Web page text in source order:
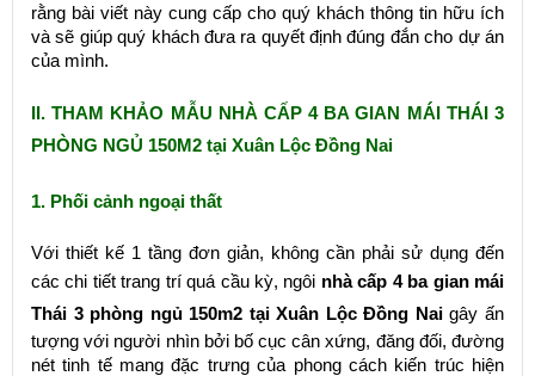
rằng bài viết này cung cấp cho quý khách thông tin hữu ích
và sẽ giúp quý khách đưa ra quyết định đúng đắn cho dự án
của mình.
II. THAM KHẢO MẪU NHÀ CẤP 4 BA GIAN MÁI THÁI 3
PHÒNG NGỦ 150M2 tại Xuân Lộc Đồng Nai
1. Phối cảnh ngoại thất
Với thiết kế 1 tầng đơn giản, không cần phải sử dụng đến
các chi tiết trang trí quá cầu kỳ, ngôi nhà cấp 4 ba gian mái
Thái 3 phòng ngủ 150m2 tại Xuân Lộc Đồng Naigây ấn
tượng với người nhìn bởi bố cục cân xứng, đăng đối, đường
nét tinh tế mang đặc trưng của phong cách kiến trúc hiện